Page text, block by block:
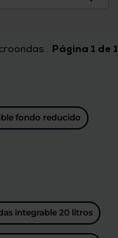
. Página 1 de 1
fondo reducido
integrable 20 litros